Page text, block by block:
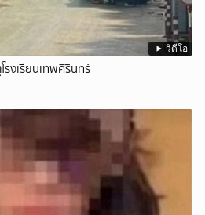
วิดีโอ
รงเรียนเทพศิรินทร์